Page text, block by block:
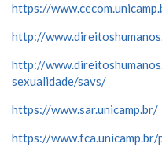
https://
http://
http://
sexualidade/savs/
https://www.sar.unicamp.br/
https://